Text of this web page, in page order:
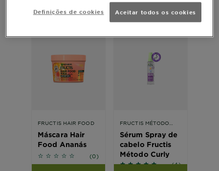
FRUCTIS HAIR FOOD
Máscara Hair
Food Ananás
No reviews (0)
FRUCTIS MÉTODO
Sérum Spray de
cabelo Fructis
Método Curly
5 out of 5 stars based on
(4)
Definições de cookies Aceitar todos os cookies